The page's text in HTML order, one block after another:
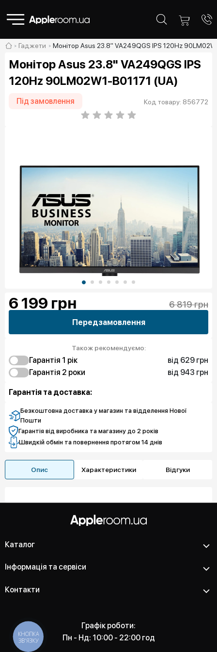
Гаджети Монітор Asus 23.8" VA249QGS IPS 120Hz
Монітор Asus 23.8" VA249QGS IPS
120Hz 90LM02W1-B01171 (UA)
Під замовлення Код товару: 856772
6 199 грн 6 819 грн
Передзамовлення
Також рекомендуємо:
Гарантія 1 рік
від 629 грн
Захист від браку
629 грн
Гарантія 2 роки
від 943 грн
Захист екрану
Чистий спокій
71 795 грн
Гарантія та доставка:
Безкоштовна доставка у магазин та відделення Нової
Пошти
Гарантія від виробника та магазину до 2 років
Швидкій обмін та повернення протягом 14 днів
Опис Характеристики Відгуки
Каталог
Інформація та сервіси
Контакти
Графік роботи:
Пн - Нд: 10:00 - 22:00 год
КНОПКА
ЗВ'ЯЗКУ